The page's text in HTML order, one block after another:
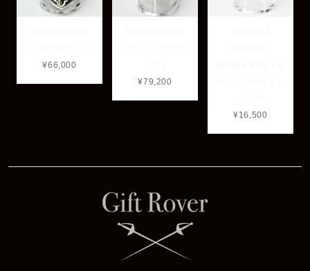
¥66,000
¥79,200
¥16,500